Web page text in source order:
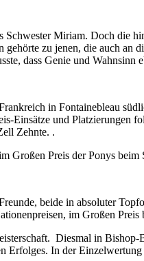
Miriam. Doch die
gehörte zu jenen, die auch an
dass Genie und Wahnsinn
in Fontainebleau
Einsätze und
Zehnte. .
Großen Preis der Ponys beim
beide in absoluter
im Großen
Diesmal in
In der